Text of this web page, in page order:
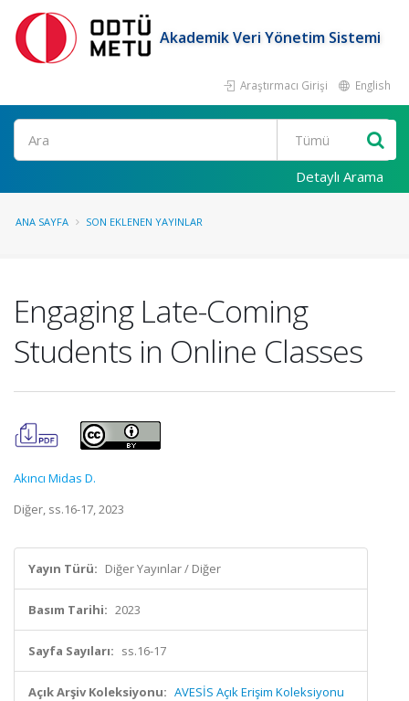
Akademik Veri Yönetim Sistemi
Araştırmacı Girişi English
Ara
Detaylı Arama
ANA SAYFA SON EKLENEN YAYINLAR
Engaging Late-Coming
Students in Online Classes
Akıncı Midas D.
Diğer, ss.16-17, 2023
Yayın Türü: Diğer Yayınlar / Diğer
Basım Tarihi: 2023
Sayfa Sayıları: ss.16-17
Açık Arşiv Koleksiyonu: AVESİS Açık Erişim Koleksiyonu